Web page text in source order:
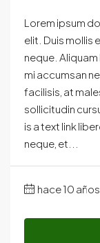
Lorem ipsum
elit. Duis mollis
neque.
mi accumsan
facilisis, at
sollicitudin
is a text link
neque, et...
hace 10 años